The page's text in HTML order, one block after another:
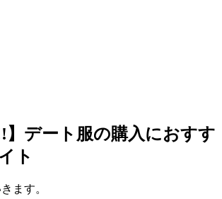
】デート服の購入におすす
ト
ます。